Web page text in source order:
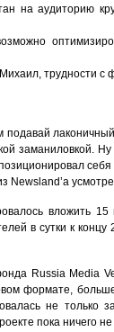
на аудиторию
трудности с
подавай
заманиловкой.
себя
Newsland’а
вложить
в сутки к концу
Russia Media
формате,
не только
пока ничего